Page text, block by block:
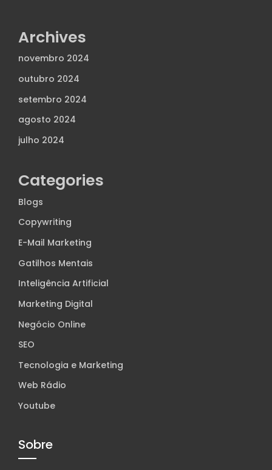
Archives
novembro 2024
outubro 2024
setembro 2024
agosto 2024
julho 2024
Categories
Blogs
Copywriting
E-Mail Marketing
Gatilhos Mentais
Inteligência Artificial
Marketing Digital
Negócio Online
SEO
Tecnologia e Marketing
Web Rádio
Youtube
Sobre